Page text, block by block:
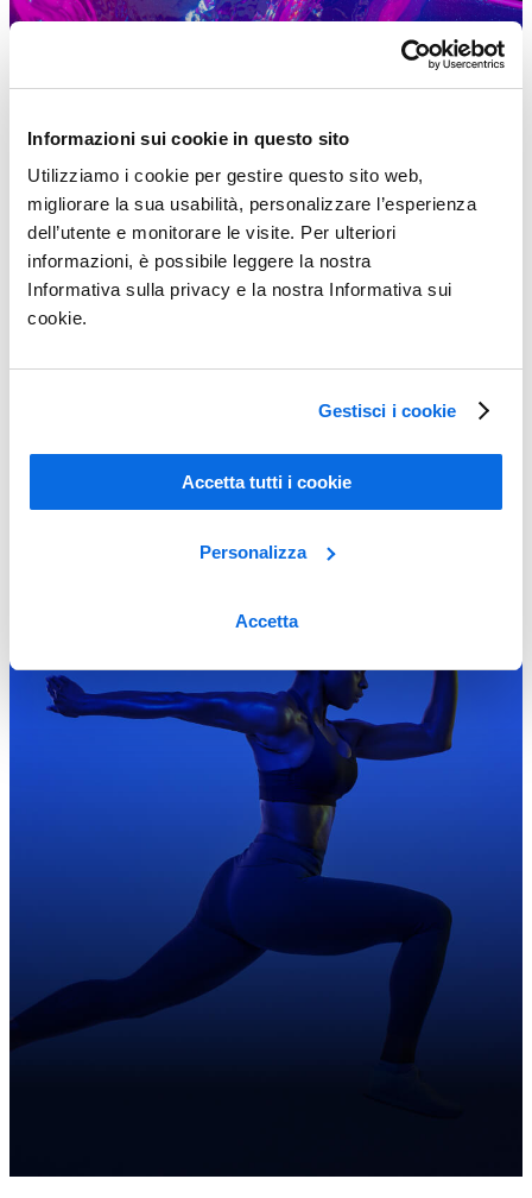
Informazioni sui cookie in questo sito
Utilizziamo i cookie per gestire questo sito web,
migliorare la sua usabilità, personalizzare l’esperienza
dell’utente e monitorare le visite. Per ulteriori
informazioni, è possibile leggere la nostra
Informativa sulla privacy e la nostra Informativa sui
cookie.
Gestisci i cookie
Accetta tutti i cookie
Personalizza
Accetta
Conoscere il PLM (Product Lifecycle Management)